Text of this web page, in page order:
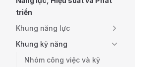
triển
Khung năng lực
Khung kỹ năng
Nhóm công việc và kỹ